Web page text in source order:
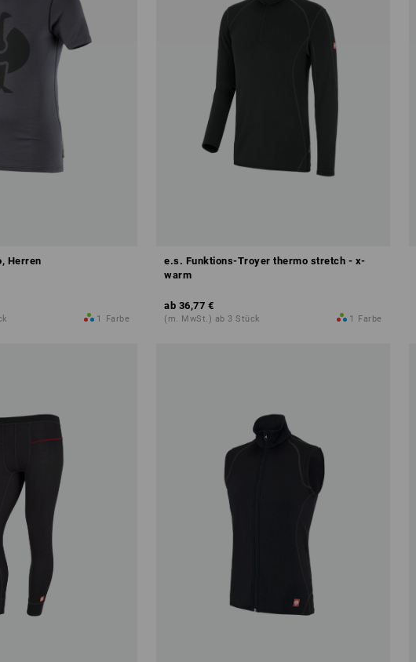
Herren
1 Farbe
e.s. Funktions-Troyer thermo stretch - x-
warm
ab 36,77 €
(m. MwSt.) ab 3 Stück 1 Farbe